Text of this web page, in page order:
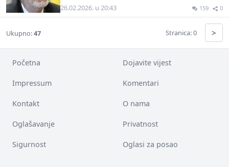
26.02.2026. u 20:43 159 0
Ukupno:47 Stranica: 0 >
Početna Dojavite vijest
Impressum Komentari
Kontakt O nama
Oglašavanje Privatnost
Sigurnost Oglasi za posao